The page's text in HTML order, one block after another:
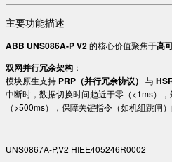
主要功能描述
ABB UNS086A-P V2的核心价值聚焦于高
双网并行冗余架构 ：
模块原生支持 ​ PRP（并行冗余协议）​ 与 ​
中断时，数据切换时间趋近于零（<1ms）
（>500ms），保障关键指令（如机组跳闸）
UNS0867A-P,V2 HIEE405246R0002